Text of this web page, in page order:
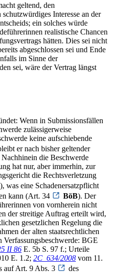
geltend, den
Interesse an der
ein solches würde
realistische Chancen
hätten. Dies sei nicht
abgeschlossen sei und Ende
im Sinne der
sei, wäre der Vertrag längst
Wenn in Submissionsfällen
zulässigerweise
keine aufschiebende
er nach bisher geltender
die Beschwerde
hat nur, aber immerhin, zur
die Rechtsverletzung
), was eine Schadenersatzpflicht
kann (Art. 34
BöB). Der
von vornherein nicht
der streitige Auftrag erteilt wird,
gesetzlichen Regelung die
der alten staatsrechtlichen
Verfassungsbeschwerde: BGE
II 86 E. 5b S. 97 f.; Urteile
E. 1.2; 2C_634/2008 vom 11.
auf Art. 9 Abs. 3
des